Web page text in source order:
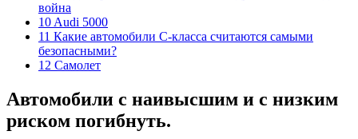
война
10 Audi 5000
11 Какие автомобили С-класса считаются самыми
безопасными?
12 Самолет
Автомобили с наивысшим и с низким
риском погибнуть.